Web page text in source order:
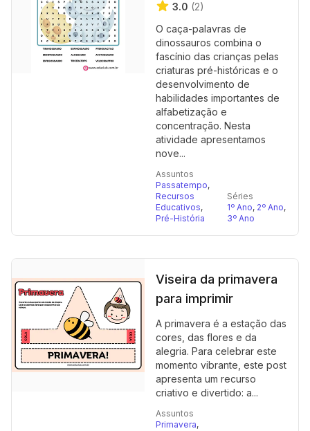
3.0 (2)
O caça-palavras de
dinossauros combina o
fascínio das crianças pelas
criaturas pré-históricas e o
desenvolvimento de
habilidades importantes de
alfabetização e
concentração. Nesta
atividade apresentamos
nove...
Assuntos
Passatempo,
Recursos
Educativos,
Pré-História
Séries
1º Ano, 2º Ano,
3º Ano
Viseira da primavera
para imprimir
A primavera é a estação das
cores, das flores e da
alegria. Para celebrar este
momento vibrante, este post
apresenta um recurso
criativo e divertido: a...
Assuntos
Primavera,